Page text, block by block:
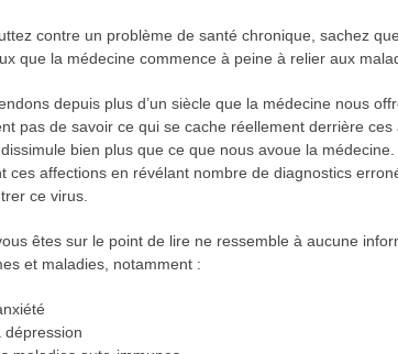
contre un problème de santé chronique, sachez
que la médecine commence à peine à relier aux
depuis plus d’un siècle que la médecine nous
pas de savoir ce qui se cache réellement derrière
bien plus que ce que nous avoue la
ces affections en révélant nombre de diagnostics
ce virus.
êtes sur le point de lire ne ressemble à aucune
et maladies, notamment :
dépression